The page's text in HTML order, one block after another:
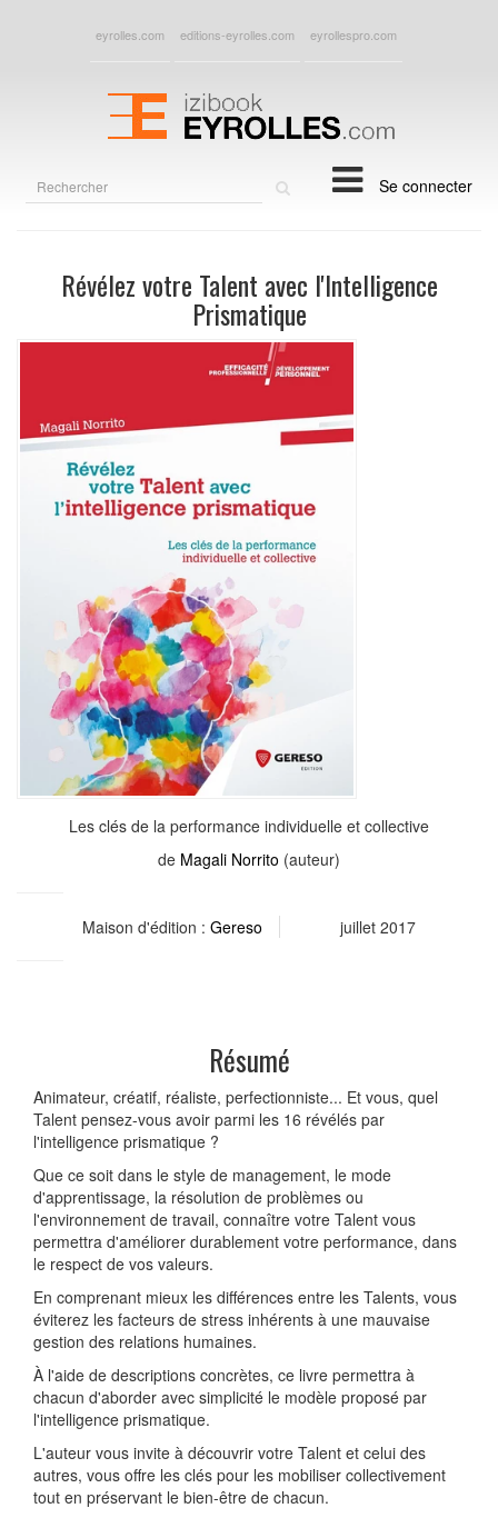
eyrolles.com editions-eyrolles.com eyrollespro.com
Se connecter
Révélez votre Talent avec l'Intelligence
Prismatique
Les clés de la performance individuelle et collective
de Magali Norrito (auteur)
Maison d'édition : Gereso juillet 2017
Résumé
Animateur, créatif, réaliste, perfectionniste... Et vous, quel
Talent pensez-vous avoir parmi les 16 révélés par
l'intelligence prismatique ?
Que ce soit dans le style de management, le mode
d'apprentissage, la résolution de problèmes ou
l'environnement de travail, connaître votre Talent vous
permettra d'améliorer durablement votre performance, dans
le respect de vos valeurs.
En comprenant mieux les différences entre les Talents, vous
éviterez les facteurs de stress inhérents à une mauvaise
gestion des relations humaines.
À l'aide de descriptions concrètes, ce livre permettra à
chacun d'aborder avec simplicité le modèle proposé par
l'intelligence prismatique.
L'auteur vous invite à découvrir votre Talent et celui des
autres, vous offre les clés pour les mobiliser collectivement
tout en préservant le bien-être de chacun.